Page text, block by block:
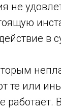
не
в
те или